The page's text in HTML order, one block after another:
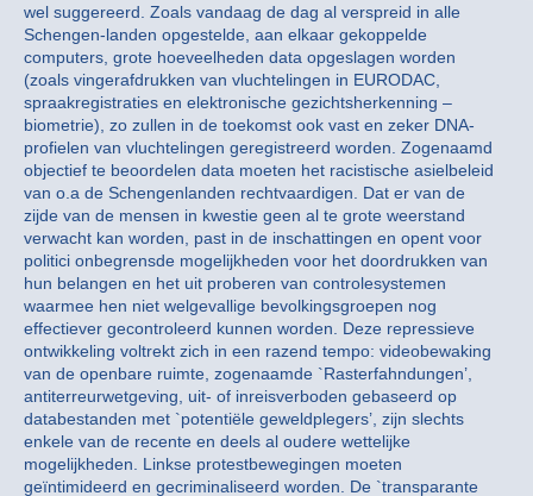
wel suggereerd. Zoals vandaag de dag al verspreid in alle
Schengen-landen opgestelde, aan elkaar gekoppelde
computers, grote hoeveelheden data opgeslagen worden
(zoals vingerafdrukken van vluchtelingen in EURODAC,
spraakregistraties en elektronische gezichtsherkenning –
biometrie), zo zullen in de toekomst ook vast en zeker DNA-
profielen van vluchtelingen geregistreerd worden. Zogenaamd
objectief te beoordelen data moeten het racistische asielbeleid
van o.a de Schengenlanden rechtvaardigen. Dat er van de
zijde van de mensen in kwestie geen al te grote weerstand
verwacht kan worden, past in de inschattingen en opent voor
politici onbegrensde mogelijkheden voor het doordrukken van
hun belangen en het uit proberen van controlesystemen
waarmee hen niet welgevallige bevolkingsgroepen nog
effectiever gecontroleerd kunnen worden. Deze repressieve
ontwikkeling voltrekt zich in een razend tempo: videobewaking
van de openbare ruimte, zogenaamde `Rasterfahndungen’,
antiterreurwetgeving, uit- of inreisverboden gebaseerd op
databestanden met `potentiële geweldplegers’, zijn slechts
enkele van de recente en deels al oudere wettelijke
mogelijkheden. Linkse protestbewegingen moeten
geïntimideerd en gecriminaliseerd worden. De `transparante